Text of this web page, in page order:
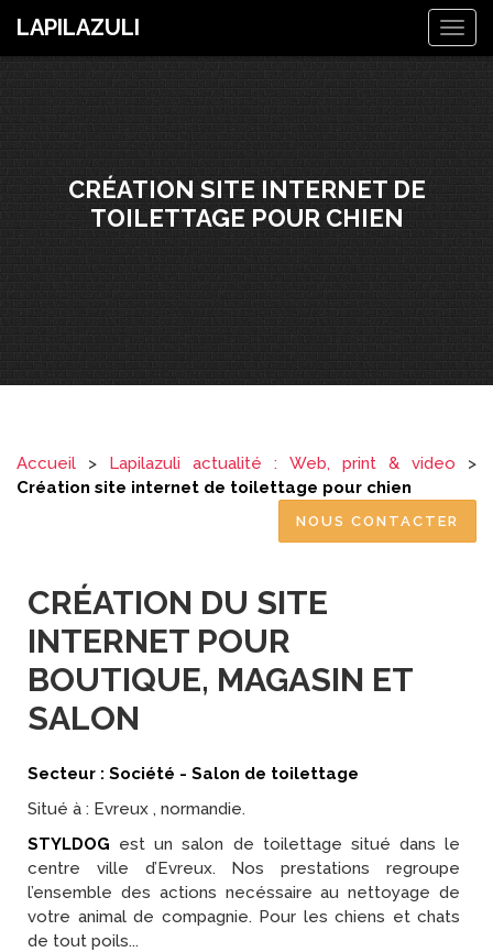
LAPILAZULI
CRÉATION SITE INTERNET DE
TOILETTAGE POUR CHIEN
Accueil > Lapilazuli actualité : Web, print & video >
Création site internet de toilettage pour chien
NOUS CONTACTER
CRÉATION DU SITE
INTERNET POUR
BOUTIQUE, MAGASIN ET
SALON
Secteur : Société - Salon de toilettage
Situé à : Evreux , normandie.
STYLDOG est un salon de toilettage situé dans le
centre ville d’Evreux. Nos prestations regroupe
l’ensemble des actions necéssaire au nettoyage de
votre animal de compagnie. Pour les chiens et chats
de tout poils...